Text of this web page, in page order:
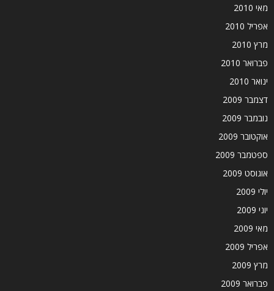
מאי 2010
אפריל 2010
מרץ 2010
פברואר 2010
ינואר 2010
דצמבר 2009
נובמבר 2009
אוקטובר 2009
ספטמבר 2009
אוגוסט 2009
יולי 2009
יוני 2009
מאי 2009
אפריל 2009
מרץ 2009
פברואר 2009